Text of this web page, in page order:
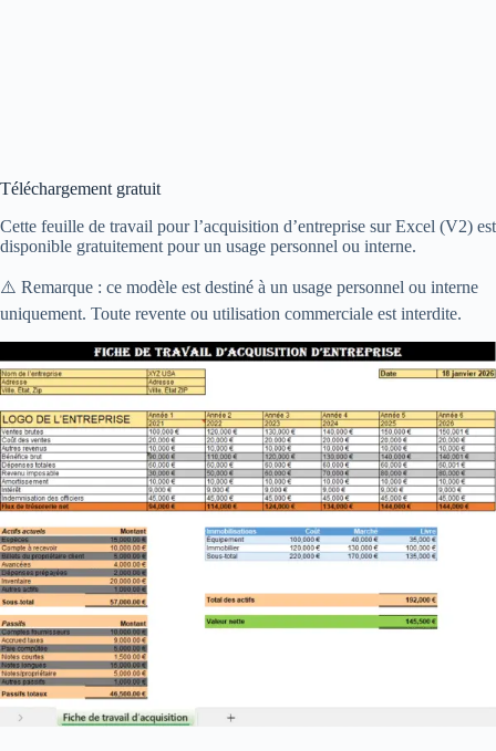
Téléchargement gratuit
Cette feuille de travail pour l’acquisition d’entreprise sur Excel (V2) est
disponible gratuitement pour un usage personnel ou interne.
⚠️ Remarque : ce modèle est destiné à un usage personnel ou interne
uniquement. Toute revente ou utilisation commerciale est interdite.